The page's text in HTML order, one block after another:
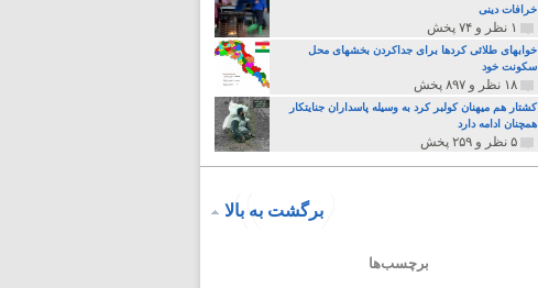
خرافات دینی
۱ نظر و ۷۴ پخش
خوابهای طلائی کردها برای جداکردن بخشهای محل
سکونت خود
۱۸ نظر و ۸۹۷ پخش
کشتار هم میهنان کولبر کرد به وسیله پاسداران جنایتکار
همچنان ادامه دارد
۵ نظر و ۲۵۹ پخش
برگشت به بالا
برچسب‌ها